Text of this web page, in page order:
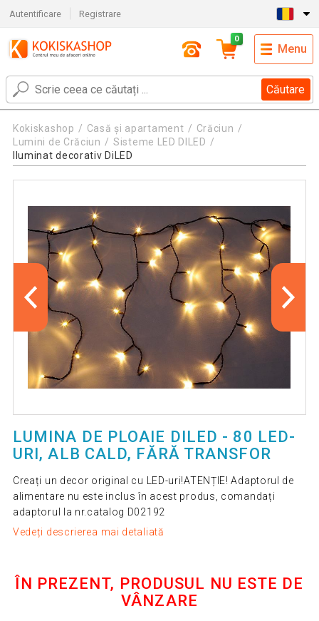
Autentificare Registrare
Căutare
0
Menu
Kokiskashop Casă și apartament
Crăciun
Lumini de Crăciun
Sisteme LED DILED
Iluminat decorativ DiLED
LUMINA DE PLOAIE DILED - 80 LED-
URI, ALB CALD, FĂRĂ TRANSFOR
Creați un decor original cu LED-uri!ATENȚIE! Adaptorul de
alimentare nu este inclus în acest produs, comandați
adaptorul la nr.catalog D02192
Vedeți descrierea mai detaliată
ÎN PREZENT, PRODUSUL NU ESTE DE
VÂNZARE